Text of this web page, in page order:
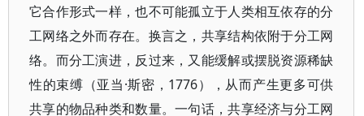
它合作形式一样，也不可能孤立于人类相互依存的分
工网络之外而存在。换言之，共享结构依附于分工网
络。而分工演进，反过来，又能缓解或摆脱资源稀缺
性的束缚（亚当·斯密，1776），从而产生更多可供
共享的物品种类和数量。一句话，共享经济与分工网